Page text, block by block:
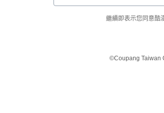
繼續即表示您同意酷
©Coupang Taiwan